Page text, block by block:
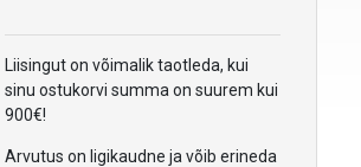
Liisingut on võimalik taotleda, kui
sinu ostukorvi summa on suurem kui
900€!
Arvutus on ligikaudne ja võib erineda